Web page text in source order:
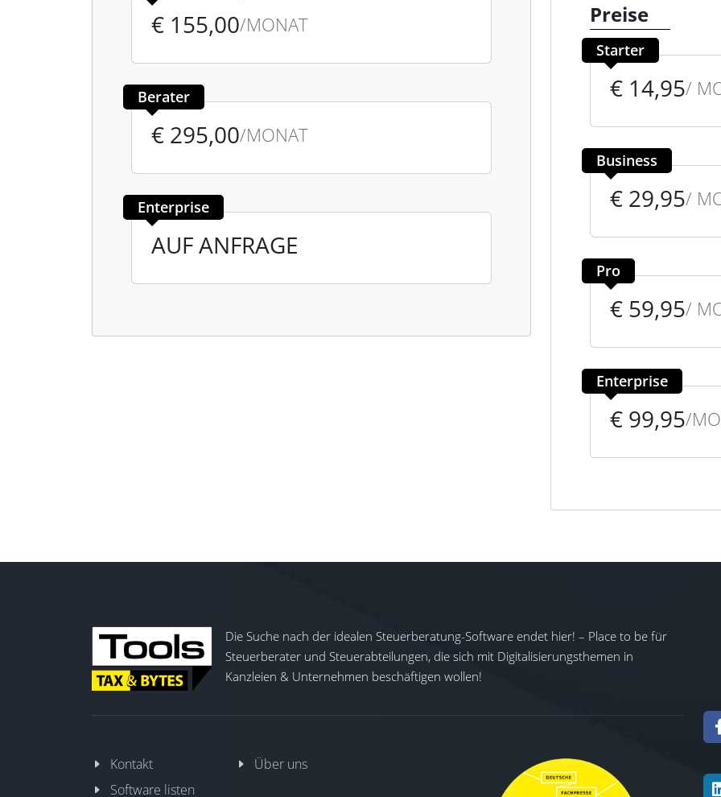
€ 155,00/MONAT
Berater
€ 295,00/MONAT
Enterprise
AUF ANFRAGE
Preise
Starter
€ 14,95/
Business
€ 29,95/
Pro
€ 59,95/
Enterprise
€ 99,95/
Die Suche nach der idealen Steuerberatung-Software endet hier! – Place to be für
Steuerberater und Steuerabteilungen, die sich mit Digitalisierungsthemen in
Kanzleien & Unternehmen beschäftigen wollen!
Kontakt
Über uns
Software listen